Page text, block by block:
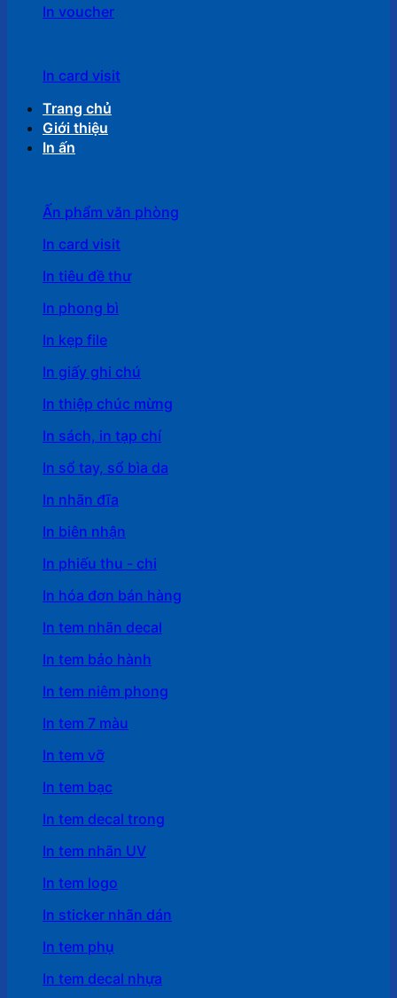
In voucher
In card visit
Trang chủ
Giới thiệu
In ấn
Ấn phẩm văn phòng
In card visit
In tiêu đề thư
In phong bì
In kẹp file
In giấy ghi chú
In thiệp chúc mừng
In sách, in tạp chí
In sổ tay, sổ bìa da
In nhãn đĩa
In biên nhận
In phiếu thu - chi
In hóa đơn bán hàng
In tem nhãn decal
In tem bảo hành
In tem niêm phong
In tem 7 màu
In tem vỡ
In tem bạc
In tem decal trong
In tem nhãn UV
In tem logo
In sticker nhãn dán
In tem phụ
In tem decal nhựa